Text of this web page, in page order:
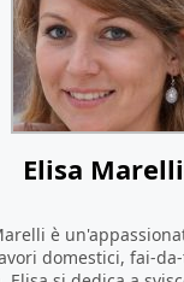
Elisa Marelli
è
domestici, fai-